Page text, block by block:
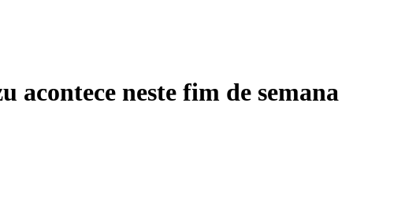
acontece neste fim de semana